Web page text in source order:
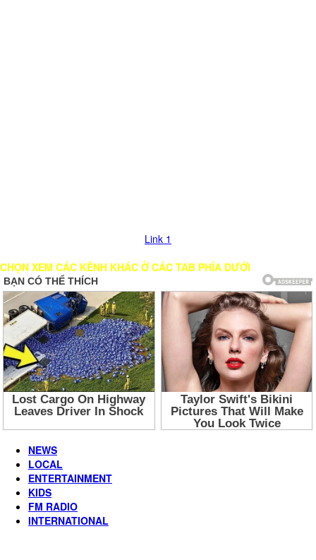
Link 1
CHỌN XEM CÁC KÊNH KHÁC Ở CÁC TAB PHÍA DƯỚI
NEWS
LOCAL
ENTERTAINMENT
KIDS
FM RADIO
INTERNATIONAL